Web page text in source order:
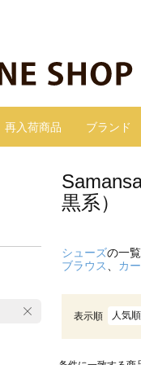
再入荷商品 ブランド
黒系）
シューズの一覧
ブラウス
カ
表示順 人気順